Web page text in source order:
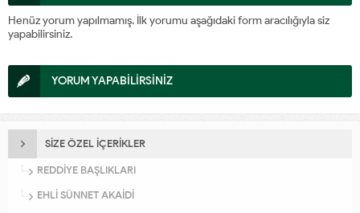
Henüz yorum yapılmamış. İlk yorumu aşağıdaki form aracılığıyla siz
yapabilirsiniz.
YORUM YAPABİLİRSİNİZ
SİZE ÖZEL İÇERİKLER
REDDİYE BAŞLIKLARI
EHLİ SÜNNET AKAİDİ